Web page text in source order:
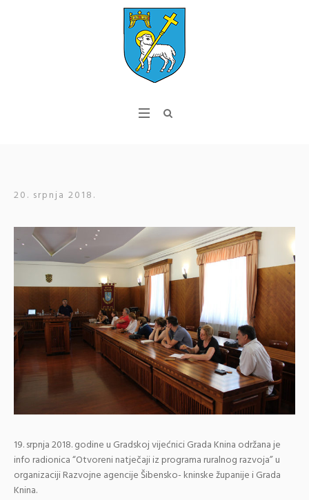
20. srpnja 2018.
19. srpnja 2018. godine u Gradskoj vijećnici Grada Knina održana je
info radionica “Otvoreni natječaji iz programa ruralnog razvoja” u
organizaciji Razvojne agencije Šibensko- kninske županije i Grada
Knina.